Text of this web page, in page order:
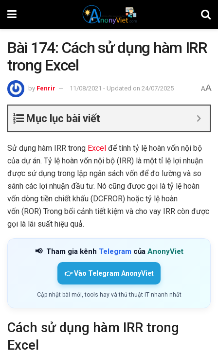
Bài 174: Cách sử dụng hàm IRR
trong Excel
by Fenrir 11/08/2021 - Updated on 24/07/2025 AA
Mục lục bài viết
Sử dụng hàm IRR trong Excel để tính tỷ lệ hoàn vốn nội bộ
của dự án. Tỷ lệ hoàn vốn nội bộ (IRR) là một tỉ lệ lợi nhuận
được sử dụng trong lập ngân sách vốn để đo lường và so
sánh các lợi nhuận đầu tư. Nó cũng được gọi là tỷ lệ hoàn
vốn dòng tiền chiết khấu (DCFROR) hoặc tỷ lệ hoàn
vốn (ROR) Trong bối cảnh tiết kiệm và cho vay IRR còn được
gọi là lãi suất hiệu quả.
📢 Tham gia kênh Telegram của AnonyViet
👉 Vào Telegram AnonyViet
Cập nhật bài mới, tools hay và thủ thuật IT nhanh nhất
Cách sử dụng hàm IRR trong
Excel